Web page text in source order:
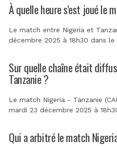
À quelle heure s'est joué le
Le match entre Nigeria et
décembre 2025 à 18h30 dans
Sur quelle chaîne était
Tanzanie ?
Le match Nigeria - Tanzanie
mardi 23 décembre 2025 à
Qui a arbitré le match